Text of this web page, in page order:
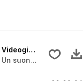
Videogioco 54
Un suono digitale secco